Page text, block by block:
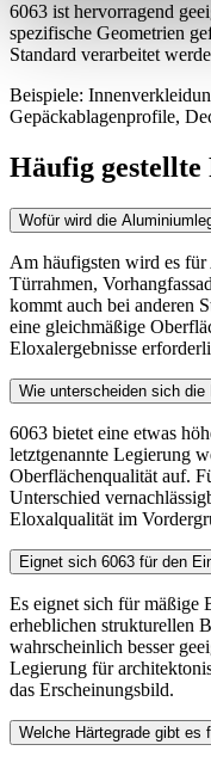
6063 ist hervorragend
spezifische Geometrien
Standard verarbeitet
Beispiele:
Gepäckablagenprofile,
Häufig gestellte
Wofür wird die
Am häufigsten wird es
Türrahmen,
kommt auch bei anderen
eine gleichmäßige
Eloxalergebnisse
Wie unterscheiden sich die
6063 bietet eine etwas
letztgenannte Legierung
Oberflächenqualität auf.
Unterschied
Eloxalqualität im
Eignet sich 6063 für den
Es eignet sich für mäßige
erheblichen strukturellen
wahrscheinlich besser
Legierung für
das Erscheinungsbild.
Welche Härtegrade gibt es